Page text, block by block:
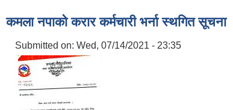
कमला नपाको करार कर्मचारी भर्ना स्थगित सूचना
Submitted on: Wed, 07/14/2021 - 23:35